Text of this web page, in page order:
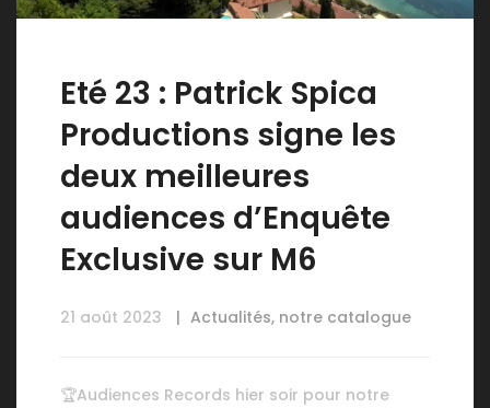
Eté 23 : Patrick Spica
Productions signe les
deux meilleures
audiences d’Enquête
Exclusive sur M6
21 août 2023 Actualités, notre catalogue
🏆Audiences Records hier soir pour notre